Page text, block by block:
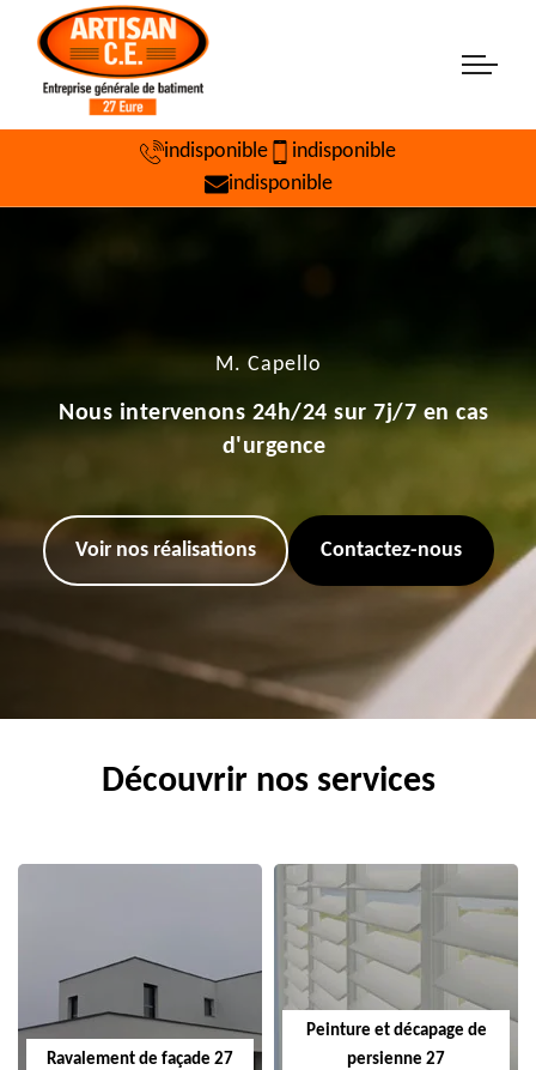
indisponible
indisponible
indisponible
M. Capello
Nous intervenons 24h/24 sur 7j/7 en cas
d'urgence
Voir nos réalisations Contactez-nous
Découvrir nos services
Ravalement de façade 27
Peinture et décapage de
persienne 27